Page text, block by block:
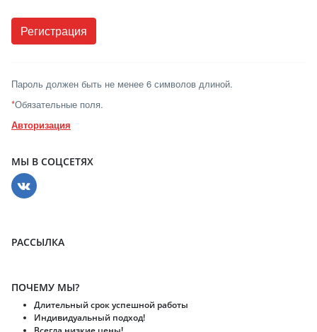
Пароль должен быть не менее 6 символов длиной.
*Обязательные поля.
Авторизация
МЫ В СОЦСЕТЯХ
РАССЫЛКА
ПОЧЕМУ МЫ?
Длительный срок успешной работы
Индивидуальный подход!